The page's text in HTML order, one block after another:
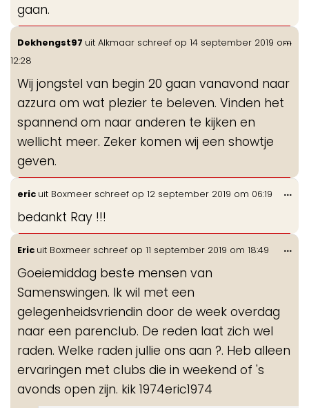
gaan.
Dekhengst97 uit Alkmaar schreef op 14 september 2019 om
12:28
Wij jongstel van begin 20 gaan vanavond naar
azzura om wat plezier te beleven. Vinden het
spannend om naar anderen te kijken en
wellicht meer. Zeker komen wij een showtje
geven.
...
eric uit Boxmeer schreef op 12 september 2019 om 06:19
bedankt Ray !!!
...
Eric uit Boxmeer schreef op 11 september 2019 om 18:49
Goeiemiddag beste mensen van
Samenswingen. Ik wil met een
gelegenheidsvriendin door de week overdag
naar een parenclub. De reden laat zich wel
raden. Welke raden jullie ons aan ?. Heb alleen
ervaringen met clubs die in weekend of 's
avonds open zijn. kik 1974eric1974
...